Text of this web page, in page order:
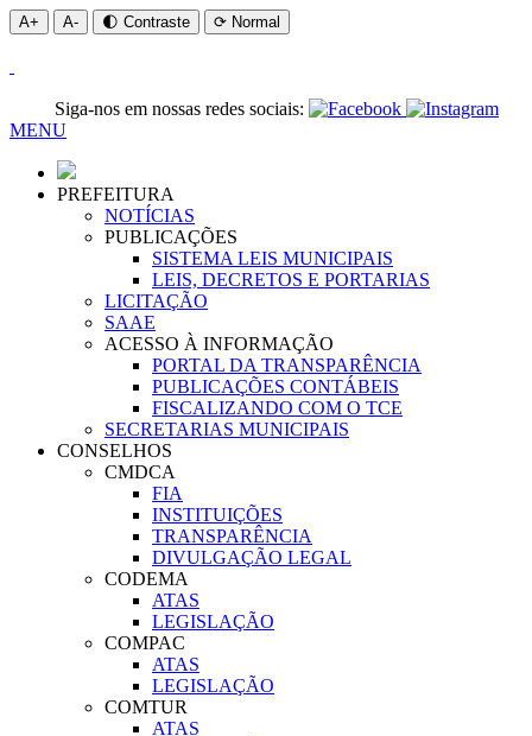
A+ A- 🌓 Contraste ⟳ Normal
Siga-nos em nossas redes sociais:
MENU
PREFEITURA
NOTÍCIAS
PUBLICAÇÕES
SISTEMA LEIS MUNICIPAIS
LEIS, DECRETOS E PORTARIAS
LICITAÇÃO
SAAE
ACESSO À INFORMAÇÃO
PORTAL DA TRANSPARÊNCIA
PUBLICAÇÕES CONTÁBEIS
FISCALIZANDO COM O TCE
SECRETARIAS MUNICIPAIS
CONSELHOS
CMDCA
FIA
INSTITUIÇÕES
TRANSPARÊNCIA
DIVULGAÇÃO LEGAL
CODEMA
ATAS
LEGISLAÇÃO
COMPAC
ATAS
LEGISLAÇÃO
COMTUR
ATAS